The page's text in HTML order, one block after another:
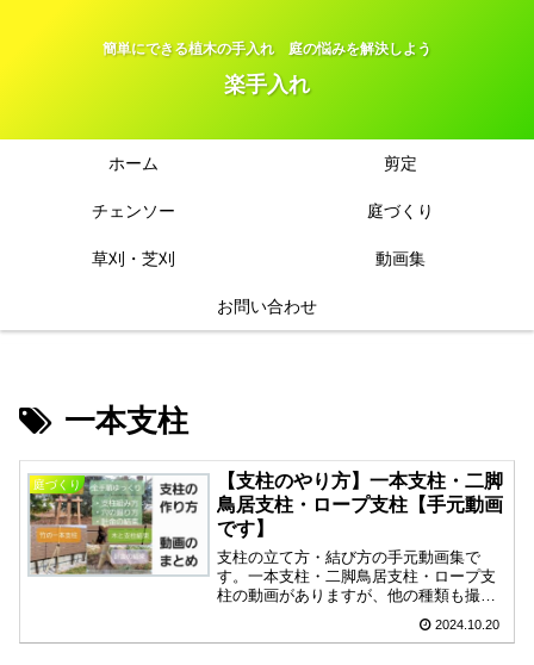
簡単にできる植木の手入れ 庭の悩みを解決しよう
楽手入れ
ホーム 剪定
チェンソー 庭づくり
草刈・芝刈 動画集
お問い合わせ
一本支柱
庭づくり
【支柱のやり方】一本支柱・二脚
鳥居支柱・ロープ支柱【手元動画
です】
支柱の立て方・結び方の手元動画集で
す。一本支柱・二脚鳥居支柱・ロープ支
柱の動画がありますが、他の種類も撮影
でき次第更新していきます。支柱のやり
方は結構難しいので、手元が見えやすく
2024.10.20